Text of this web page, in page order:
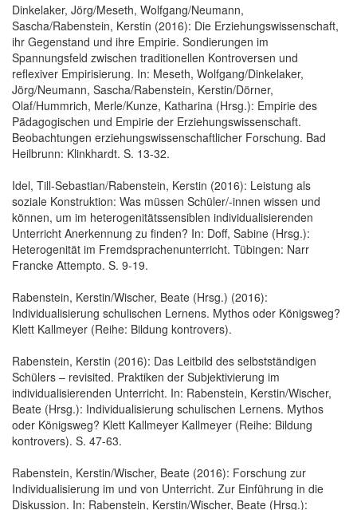
Dinkelaker, Jörg/Meseth, Wolfgang/Neumann,
Sascha/Rabenstein, Kerstin (2016): Die Erziehungswissenschaft,
ihr Gegenstand und ihre Empirie. Sondierungen im
Spannungsfeld zwischen traditionellen Kontroversen und
reflexiver Empirisierung. In: Meseth, Wolfgang/Dinkelaker,
Jörg/Neumann, Sascha/Rabenstein, Kerstin/Dörner,
Olaf/Hummrich, Merle/Kunze, Katharina (Hrsg.): Empirie des
Pädagogischen und Empirie der Erziehungswissenschaft.
Beobachtungen erziehungswissenschaftlicher Forschung. Bad
Heilbrunn: Klinkhardt. S. 13-32.
Idel, Till-Sebastian/Rabenstein, Kerstin (2016): Leistung als
soziale Konstruktion: Was müssen Schüler/-innen wissen und
können, um im heterogenitätssensiblen individualisierenden
Unterricht Anerkennung zu finden? In: Doff, Sabine (Hrsg.):
Heterogenität im Fremdsprachenunterricht. Tübingen: Narr
Francke Attempto. S. 9-19.
Rabenstein, Kerstin/Wischer, Beate (Hrsg.) (2016):
Individualisierung schulischen Lernens. Mythos oder Königsweg?
Klett Kallmeyer (Reihe: Bildung kontrovers).
Rabenstein, Kerstin (2016): Das Leitbild des selbstständigen
Schülers – revisited. Praktiken der Subjektivierung im
individualisierenden Unterricht. In: Rabenstein, Kerstin/Wischer,
Beate (Hrsg.): Individualisierung schulischen Lernens. Mythos
oder Königsweg? Klett Kallmeyer Kallmeyer (Reihe: Bildung
kontrovers). S. 47-63.
Rabenstein, Kerstin/Wischer, Beate (2016): Forschung zur
Individualisierung im und von Unterricht. Zur Einführung in die
Diskussion. In: Rabenstein, Kerstin/Wischer, Beate (Hrsg.):